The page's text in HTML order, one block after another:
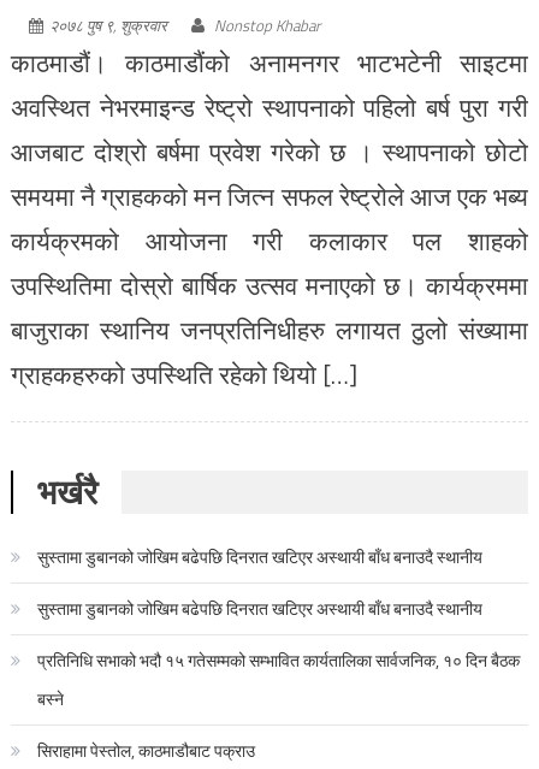
२०७८ पुष ९, शुक्रवार Nonstop Khabar
काठमाडौं। काठमाडौंको अनामनगर भाटभटेनी साइटमा
अवस्थित नेभरमाइन्ड रेष्ट्रो स्थापनाको पहिलो बर्ष पुरा गरी
आजबाट दोश्रो बर्षमा प्रवेश गरेको छ । स्थापनाको छोटो
समयमा नै ग्राहकको मन जित्न सफल रेष्ट्रोले आज एक भब्य
कार्यक्रमको आयोजना गरी कलाकार पल शाहको
उपस्थितिमा दोस्रो बार्षिक उत्सव मनाएको छ। कार्यक्रममा
बाजुराका स्थानिय जनप्रतिनिधीहरु लगायत ठुलो संख्यामा
ग्राहकहरुको उपस्थिति रहेको थियो […]
भर्खरै
सुस्तामा डुबानको जोखिम बढेपछि दिनरात खटिएर अस्थायी बाँध बनाउदै स्थानीय
सुस्तामा डुबानको जोखिम बढेपछि दिनरात खटिएर अस्थायी बाँध बनाउदै स्थानीय
प्रतिनिधि सभाको भदौ १५ गतेसम्मको सम्भावित कार्यतालिका सार्वजनिक, १० दिन बैठक
बस्ने
सिराहामा पेस्तोल, काठमाडौबाट पक्राउ